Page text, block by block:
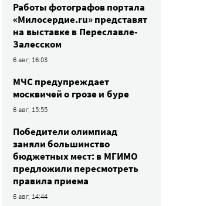
Работы фотографов портала
«Милосердие.ru» представят
на выставке в Переславле-
Залесском
6 авг, 16:03
МЧС предупреждает
москвичей о грозе и буре
6 авг, 15:55
Победители олимпиад
заняли большинство
бюджетных мест: в МГИМО
предложили пересмотреть
правила приема
6 авг, 14:44